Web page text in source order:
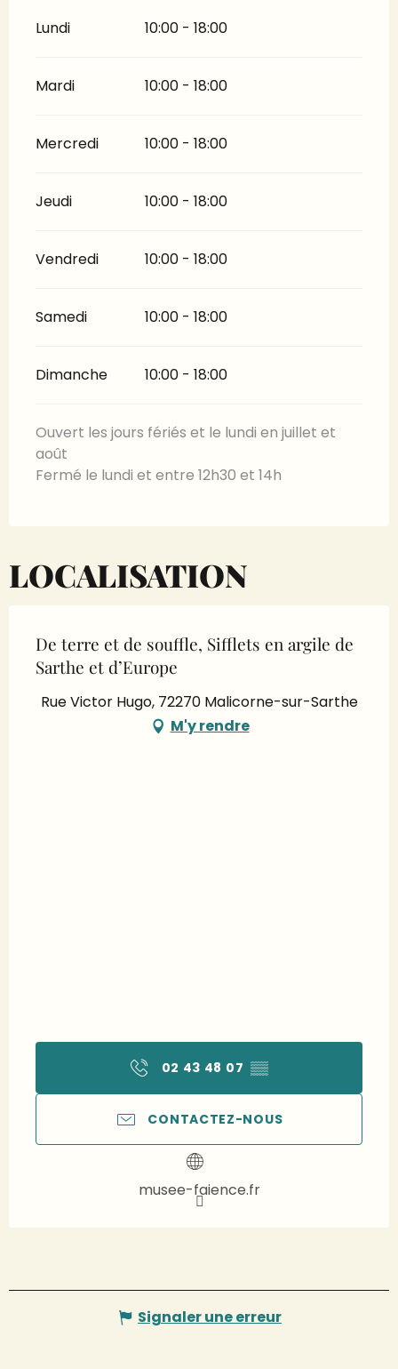
Lundi 10:00 - 18:00
Mardi 10:00 - 18:00
Mercredi 10:00 - 18:00
Jeudi 10:00 - 18:00
Vendredi 10:00 - 18:00
Samedi 10:00 - 18:00
Dimanche 10:00 - 18:00
Ouvert les jours fériés et le lundi en juillet et
août
Fermé le lundi et entre 12h30 et 14h
LOCALISATION
De terre et de souffle, Sifflets en argile de
Sarthe et d’Europe
Rue Victor Hugo, 72270 Malicorne-sur-Sarthe
M'y rendre
02 43 48 07 ▒▒
CONTACTEZ-NOUS
musee-faience.fr
Signaler une erreur